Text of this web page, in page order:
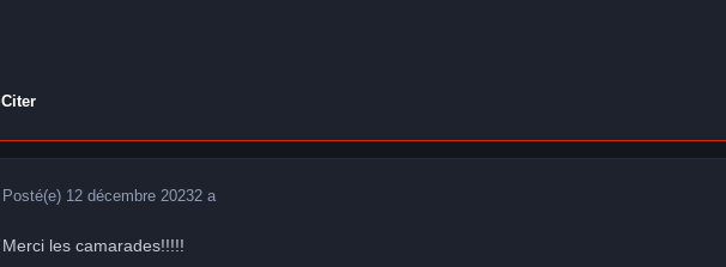
Citer
Posté(e) 12 décembre 20232 a
Merci les camarades!!!!!